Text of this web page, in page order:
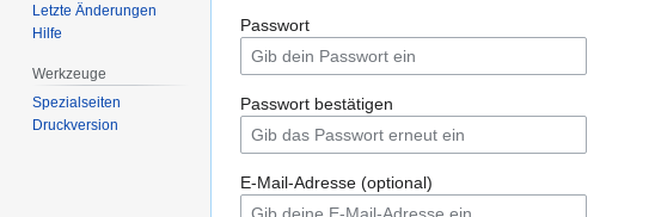
Passwort
Passwort bestätigen
E-Mail-Adresse (optional)
Letzte Änderungen
Hilfe
Werkzeuge
Spezialseiten
Druckversion